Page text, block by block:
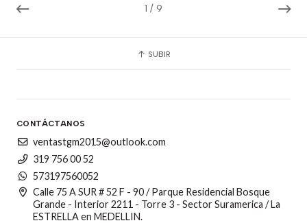
1 / 9
SUBIR
CONTÁCTANOS
ventastgm2015@outlook.com
319 756 00 52
573197560052
Calle 75 A SUR # 52 F - 90 / Parque Residencial Bosque
Grande - Interior 2211 - Torre 3 - Sector Suramerica / La
ESTRELLA en MEDELLIN.